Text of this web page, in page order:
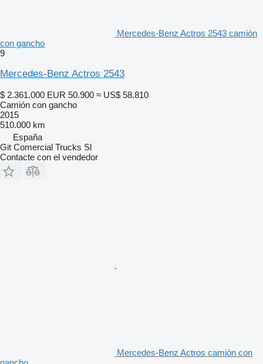
Mercedes-Benz Actros 2543 camión
con gancho
9
Mercedes-Benz Actros 2543
$ 2.361.000 EUR 50.900 ≈ US$ 58.810
Camión con gancho
2015
510.000 km
España
Git Comercial Trucks Sl
Contacte con el vendedor
Mercedes-Benz Actros camión con